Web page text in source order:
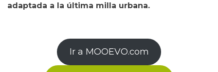
adaptada a la última milla urbana.
Ir a MOOEVO.com